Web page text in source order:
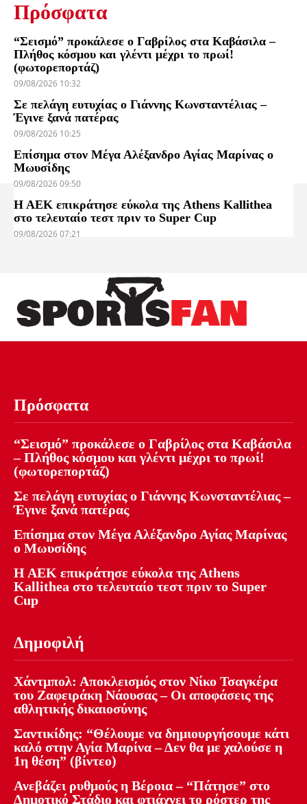
Πρόσφατα
“Σεισμό” προκάλεσε ο Γαβρίλος στα Καβάσιλα –
Πλήθος κόσμου και γλέντι μέχρι το πρωί!
(φωτορεπορτάζ)
09/08/2026 10:32
Σε πελάγη ευτυχίας ο Γιάννης Κωνσταντέλιας –
Έγινε ξανά πατέρας
09/08/2026 10:25
Επίσημα στον Μέγα Αλέξανδρο Αγίας Μαρίνας ο
Μωυσίδης
09/08/2026 09:50
Η ΑΕΚ επικράτησε εύκολα της Athens Kallithea
στο τελευταίο τεστ πριν το Super Cup
09/08/2026 07:21
Πρόσφατα
“Σεισμό” προκάλεσε ο Γαβρίλος στα Καβάσιλα
– Πλήθος κόσμου και γλέντι μέχρι το πρωί!
(φωτορεπορτάζ)
Σε πελάγη ευτυχίας ο Γιάννης Κωνσταντέλιας –
Έγινε ξανά πατέρας
Επίσημα στον Μέγα Αλέξανδρο Αγίας Μαρίνας
ο Μωυσίδης
Η ΑΕΚ επικράτησε εύκολα της Athens
Kallithea στο τελευταίο τεστ πριν το Super
Cup
Δημοφιλή
Χάντμπολ: Αποκλεισμός στον Νίκο Τσαγκέρα
του Ζαφειράκη Νάουσας – Οι αποφάσεις της
αθλητικής δικαιοσύνης
Σαντικίδης: “Θέλουμε να δημιουργήσουμε κάτι
καλό στην Αγία Μαρίνα – Δεν θα με χαλούσε η
1η θέση” (βίντεο)
Ανεβάζει ρυθμούς η Βέροια – “Πάτησε” στο
Δημοτικό Στάδιο και φτιάχνει το ρόστερ της